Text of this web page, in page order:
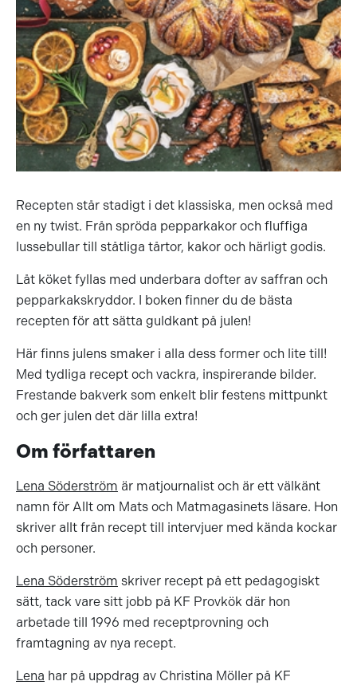
Recepten står stadigt i det klassiska, men också med
en ny twist. Från spröda pepparkakor och fluffiga
lussebullar till ståtliga tårtor, kakor och härligt godis.
Låt köket fyllas med underbara dofter av saffran och
pepparkakskryddor. I boken finner du de bästa
recepten för att sätta guldkant på julen!
Här finns julens smaker i alla dess former och lite till!
Med tydliga recept och vackra, inspirerande bilder.
Frestande bakverk som enkelt blir festens mittpunkt
och ger julen det där lilla extra!
Om författaren
Lena Söderström är matjournalist och är ett välkänt
namn för Allt om Mats och Matmagasinets läsare. Hon
skriver allt från recept till intervjuer med kända kockar
och personer.
Lena Söderström skriver recept på ett pedagogiskt
sätt, tack vare sitt jobb på KF Provkök där hon
arbetade till 1996 med receptprovning och
framtagning av nya recept.
Lena har på uppdrag av Christina Möller på KF